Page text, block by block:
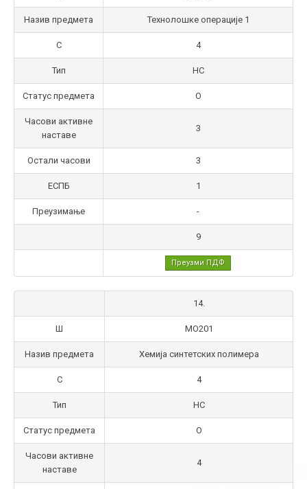
Назив предмета Технолошке операције 1
С 4
Тип НС
Статус предмета О
Часови активне
наставе
3
Остали часови 3
ЕСПБ 1
Преузимање -
9
Преузми ПДФ
14.
Ш МО201
Назив предмета Хемија синтетских полимера
С 4
Тип НС
Статус предмета О
Часови активне
наставе
4